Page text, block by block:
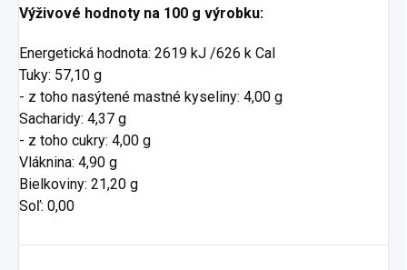
Výživové hodnoty na 100 g výrobku:
Energetická hodnota: 2619 kJ /626 k Cal
Tuky: 57,10 g
- z toho nasýtené mastné kyseliny: 4,00 g
Sacharidy: 4,37 g
- z toho cukry: 4,00 g
Vláknina: 4,90 g
Bielkoviny: 21,20 g
Soľ: 0,00